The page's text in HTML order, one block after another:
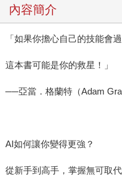
內容簡介
「如果你擔心自己的技能會過
這本書可能是你的救星！」
──亞當．格蘭特（Adam
AI如何讓你變得更強？
從新手到高手，掌握無可取